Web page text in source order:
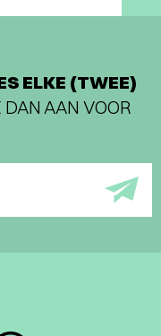
ELKE (TWEE)
AAN VOOR